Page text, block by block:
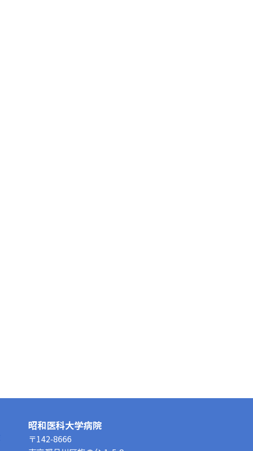
昭和医科大学病院
〒142-8666